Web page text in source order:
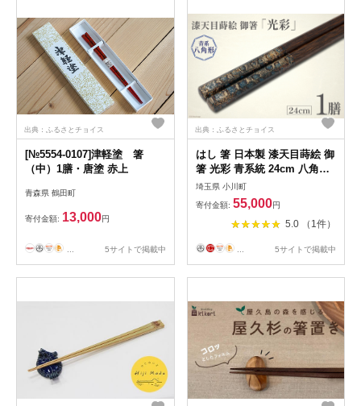
出典：ふるさとチョイス
[№5554-0107]津軽塗 箸
（中）1膳・唐塗 赤上
青森県 鶴田町
寄付金額: 13,000円
5サイトで掲載中
出典：ふるさとチョイス
はし 箸 日本製 漆天目蒔絵 御
箸 光彩 青系統 24cm 八角形
1膳 [三田村 有純 埼玉県 小川
町 247] おしゃれ 和風 八角
大人 高級 伝統工芸品 伝統工
芸 男性 女性 漆 うるし
埼玉県 小川町
寄付金額: 55,000円
5.0 （1件）
5サイトで掲載中